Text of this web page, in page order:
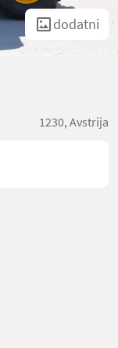
dodatni
1230, Avstrija